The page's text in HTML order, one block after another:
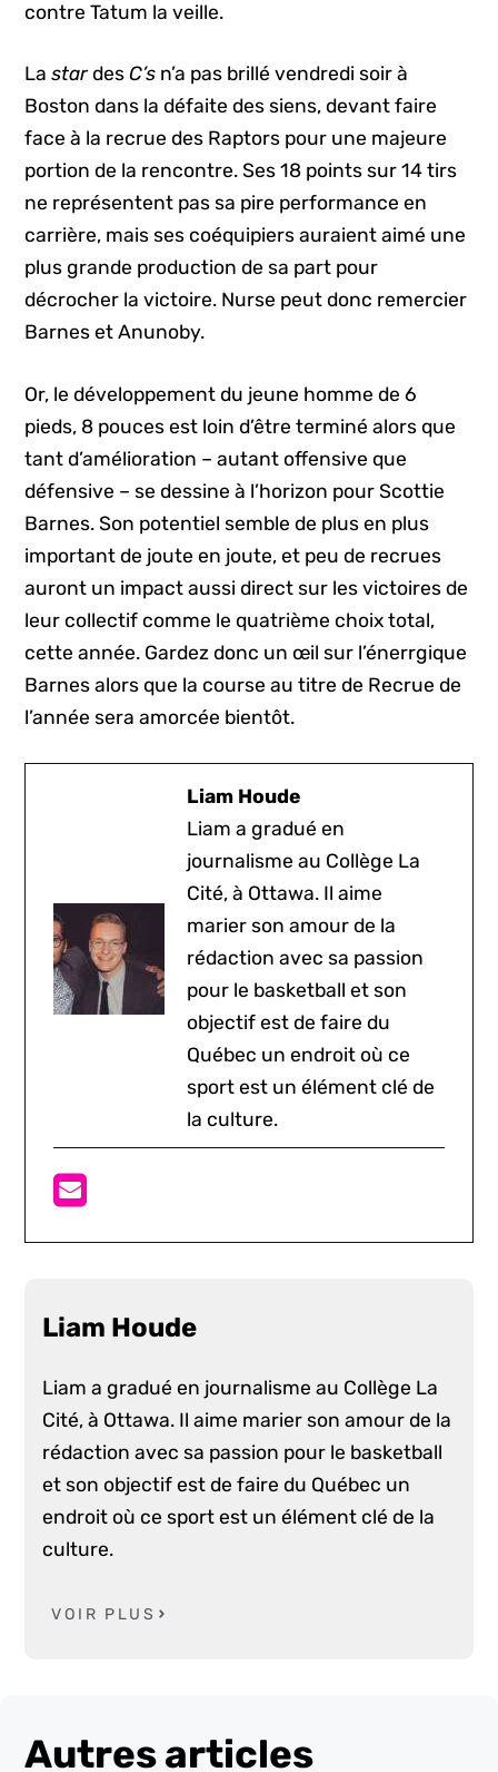
contre Tatum la veille.
LastardesC’s n’a pas brillé vendredi soir à
Boston dans la défaite des siens, devant faire
face à la recrue des Raptors pour une majeure
portion de la rencontre. Ses 18 points sur 14 tirs
ne représentent pas sa pire performance en
carrière, mais ses coéquipiers auraient aimé une
plus grande production de sa part pour
décrocher la victoire. Nurse peut donc remercier
Barnes et Anunoby.
Or, le développement du jeune homme de 6
pieds, 8 pouces est loin d’être terminé alors que
tant d’amélioration – autant offensive que
défensive – se dessine à l’horizon pour Scottie
Barnes. Son potentiel semble de plus en plus
important de joute en joute, et peu de recrues
auront un impact aussi direct sur les victoires de
leur collectif comme le quatrième choix total,
cette année. Gardez donc un œil sur l’énerrgique
Barnes alors que la course au titre de Recrue de
l’année sera amorcée bientôt.
Liam Houde
Liam a gradué en
journalisme au Collège La
Cité, à Ottawa. Il aime
marier son amour de la
rédaction avec sa passion
pour le basketball et son
objectif est de faire du
Québec un endroit où ce
sport est un élément clé de
la culture.
Liam Houde
Liam a gradué en journalisme au Collège La
Cité, à Ottawa. Il aime marier son amour de la
rédaction avec sa passion pour le basketball
et son objectif est de faire du Québec un
endroit où ce sport est un élément clé de la
culture.
VOIR PLUS
Autres articles